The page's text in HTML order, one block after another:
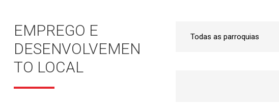
EMPREGO E
DESENVOLVEMEN
TO LOCAL